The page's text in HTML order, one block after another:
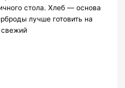
стола. Хлеб — основа
лучше готовить на